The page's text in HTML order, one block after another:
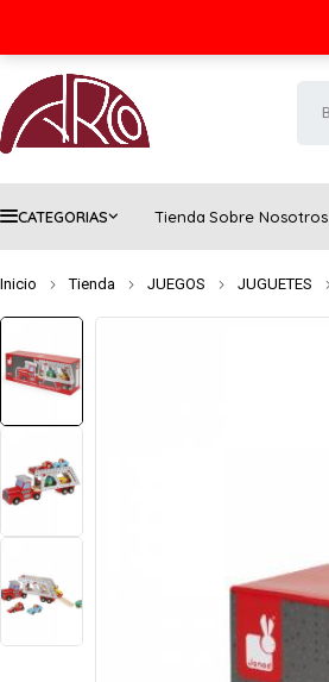
CATEGORIAS Tienda Sobre Nosotros
Inicio Tienda JUEGOS JUGUETES